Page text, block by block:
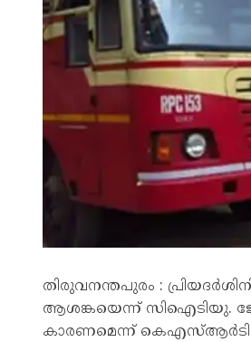
തിരുവനന്തപുരം :
ആശങ്കയെന്ന് സിഐടിയു.
കാരണമെന്ന്